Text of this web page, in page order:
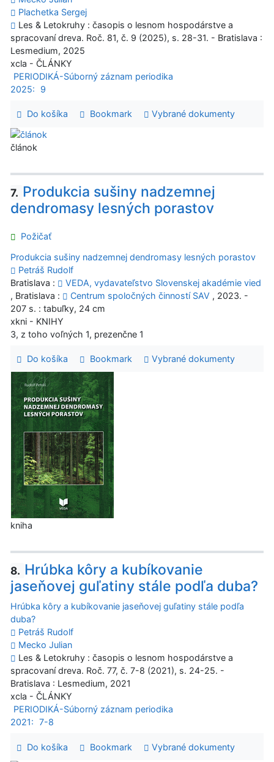
Plachetka Sergej
Les & Letokruhy : časopis o lesnom hospodárstve a
spracovaní dreva. Roč. 81, č. 9 (2025), s. 28-31. - Bratislava :
Lesmedium, 2025
xcla - ČLÁNKY
PERIODIKÁ-Súborný záznam periodika
2025:
9
Do košíka Bookmark Vybrané dokumenty
článok
7. Produkcia sušiny nadzemnej
dendromasy lesných porastov
Požičať
Produkcia sušiny nadzemnej dendromasy lesných porastov
Petráš Rudolf
Bratislava :
VEDA, vydavateľstvo Slovenskej akadémie vied
, Bratislava :
Centrum spoločných činností SAV , 2023. -
207 s. : tabuľky, 24 cm
xkni - KNIHY
3, z toho voľných 1, prezenčne 1
Do košíka Bookmark Vybrané dokumenty
kniha
8. Hrúbka kôry a kubíkovanie
jaseňovej guľatiny stále podľa duba?
Hrúbka kôry a kubíkovanie jaseňovej guľatiny stále podľa
duba?
Petráš Rudolf
Mecko Julian
Les & Letokruhy : časopis o lesnom hospodárstve a
spracovaní dreva. Roč. 77, č. 7-8 (2021), s. 24-25. -
Bratislava : Lesmedium, 2021
xcla - ČLÁNKY
PERIODIKÁ-Súborný záznam periodika
2021: 7-8
Do košíka Bookmark Vybrané dokumenty